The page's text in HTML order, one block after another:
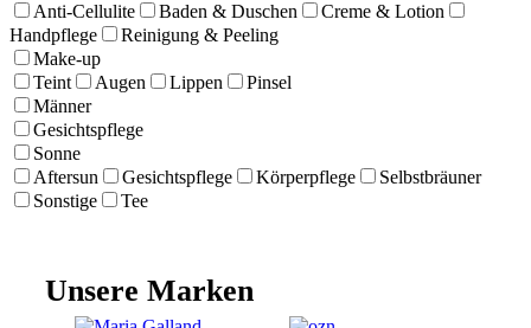
Anti-Cellulite
Baden & Duschen
Creme & Lotion
Handpflege
Reinigung & Peeling
Make-up
Teint
Augen Lippen
Pinsel
Männer
Gesichtspflege
Sonne
Aftersun
Gesichtspflege Körperpflege
Selbstbräuner
Sonstige
Tee
Unsere Marken